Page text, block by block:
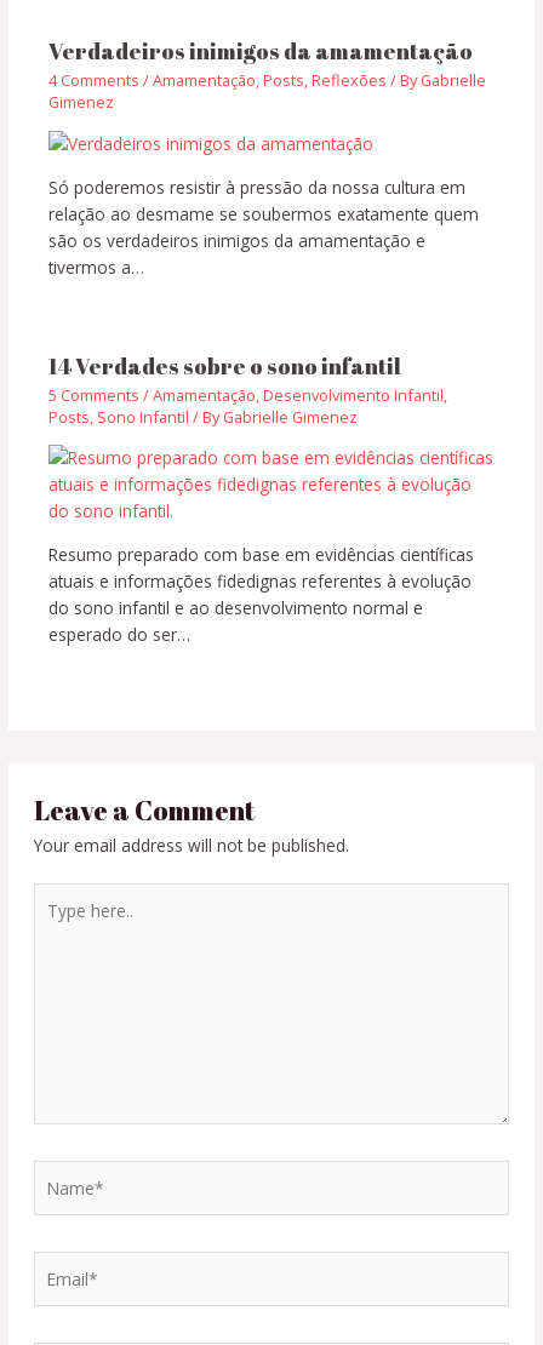
Verdadeiros inimigos da amamentação
4 Comments /Amamentação, Posts, Reflexões / ByGabrielle
Gimenez
Só poderemos resistir à pressão da nossa cultura em
relação ao desmame se soubermos exatamente quem
são os verdadeiros inimigos da amamentação e
tivermos a…
14 Verdades sobre o sono infantil
5 Comments /Amamentação, Desenvolvimento Infantil,
Posts, Sono Infantil / ByGabrielle Gimenez
Resumo preparado com base em evidências científicas
atuais e informações fidedignas referentes à evolução
do sono infantil e ao desenvolvimento normal e
esperado do ser…
Leave a Comment
Your email address will not be published.